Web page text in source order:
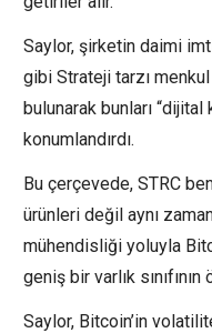
Saylor, şirketin daimi
gibi Strateji tarzı
bulunarak bunları
konumlandırdı.
Bu çerçevede, STRC
ürünleri değil aynı
mühendisliği yoluyla
geniş bir varlık
Saylor, Bitcoin’in